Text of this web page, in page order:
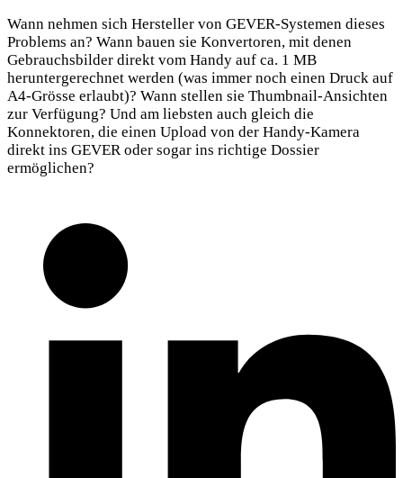
Wann nehmen sich Hersteller von GEVER-Systemen dieses
Problems an? Wann bauen sie Konvertoren, mit denen
Gebrauchsbilder direkt vom Handy auf ca. 1 MB
heruntergerechnet werden (was immer noch einen Druck auf
A4-Grösse erlaubt)? Wann stellen sie Thumbnail-Ansichten
zur Verfügung? Und am liebsten auch gleich die
Konnektoren, die einen Upload von der Handy-Kamera
direkt ins GEVER oder sogar ins richtige Dossier
ermöglichen?